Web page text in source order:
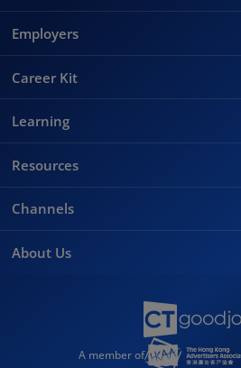
Employers
Career Kit
Learning
Resources
Channels
About Us
A member of